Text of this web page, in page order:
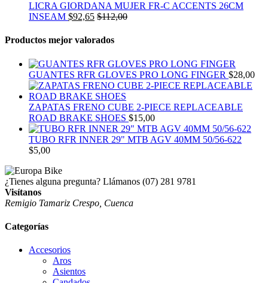
LICRA GIORDANA MUJER FR-C ACCENTS 26CM
INSEAM $92,65 $112,00
Productos mejor valorados
GUANTES RFR GLOVES PRO LONG FINGER $28,00
ZAPATAS FRENO CUBE 2-PIECE REPLACEABLE
ROAD BRAKE SHOES $15,00
TUBO RFR INNER 29" MTB AGV 40MM 50/56-622
$5,00
¿Tienes alguna pregunta? Llámanos (07) 281 9781
Visítanos
Remigio Tamariz Crespo, Cuenca
Categorías
Accesorios
Aros
Asientos